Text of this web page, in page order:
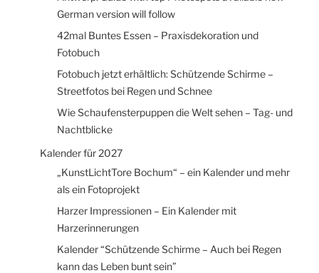
German version will follow
42mal Buntes Essen – Praxisdekoration und
Fotobuch
Fotobuch jetzt erhältlich: Schützende Schirme –
Streetfotos bei Regen und Schnee
Wie Schaufensterpuppen die Welt sehen – Tag- und
Nachtblicke
Kalender für 2027
„KunstLichtTore Bochum“ – ein Kalender und mehr
als ein Fotoprojekt
Harzer Impressionen – Ein Kalender mit
Harzerinnerungen
Kalender “Schützende Schirme – Auch bei Regen
kann das Leben bunt sein”